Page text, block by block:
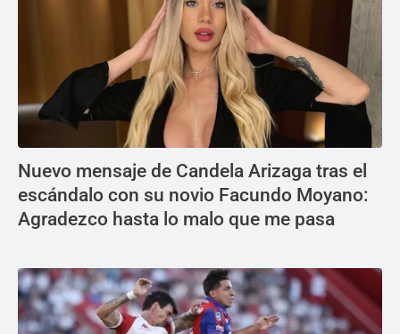
Nuevo mensaje de Candela Arizaga tras el
escándalo con su novio Facundo Moyano:
Agradezco hasta lo malo que me pasa